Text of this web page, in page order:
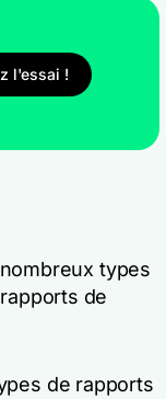
l'essai !
types
de
de rapports